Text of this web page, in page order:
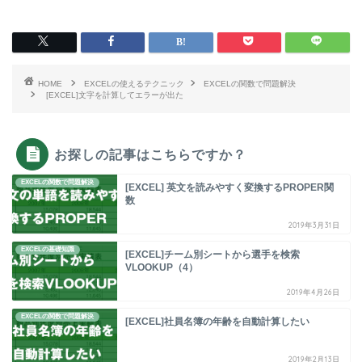
HOME EXCELの使えるテクニック
EXCELの関数で問題解決
[EXCEL]文字を計算してエラーが出た
お探しの記事はこちらですか？
EXCELの関数で問題解決
[EXCEL] 英文を読みやすく変換するPROPER関
数
2019年3月31日
EXCELの基礎知識
[EXCEL]チーム別シートから選手を検索
VLOOKUP（4）
2019年4月26日
EXCELの関数で問題解決 [EXCEL]社員名簿の年齢を自動計算したい
2019年2月13日